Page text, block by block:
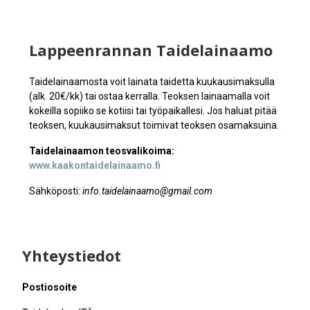
Lappeenrannan Taidelainaamo
Taidelainaamosta voit lainata taidetta kuukausimaksulla
(alk. 20€/kk) tai ostaa kerralla. Teoksen lainaamalla voit
kokeilla sopiiko se kotiisi tai työpaikallesi. Jos haluat pitää
teoksen, kuukausimaksut toimivat teoksen osamaksuina.
Taidelainaamon teosvalikoima:
www.kaakontaidelainaamo.fi
Sähköposti:info.taidelainaamo@gmail.com
Yhteystiedot
Postiosoite